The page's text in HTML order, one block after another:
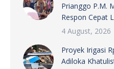
Prianggo P.M.
Respon Cepat
4 August, 2026
Proyek Irigasi
Adiloka